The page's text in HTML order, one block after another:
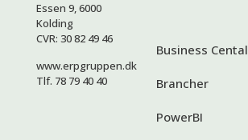
Essen 9, 6000
Kolding
CVR: 30 82 49 46
www.erpgruppen.dk
Tlf. 78 79 40 40
Business Cental
Brancher
PowerBI